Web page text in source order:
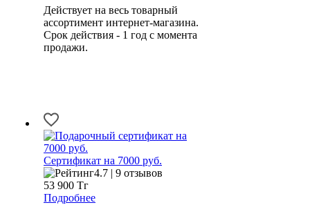
Действует на весь товарный
ассортимент интернет-магазина.
Срок действия - 1 год с момента
продажи.
Сертификат на 7000 руб.
4.7 | 9 отзывов
53 900 Тг
Подробнее